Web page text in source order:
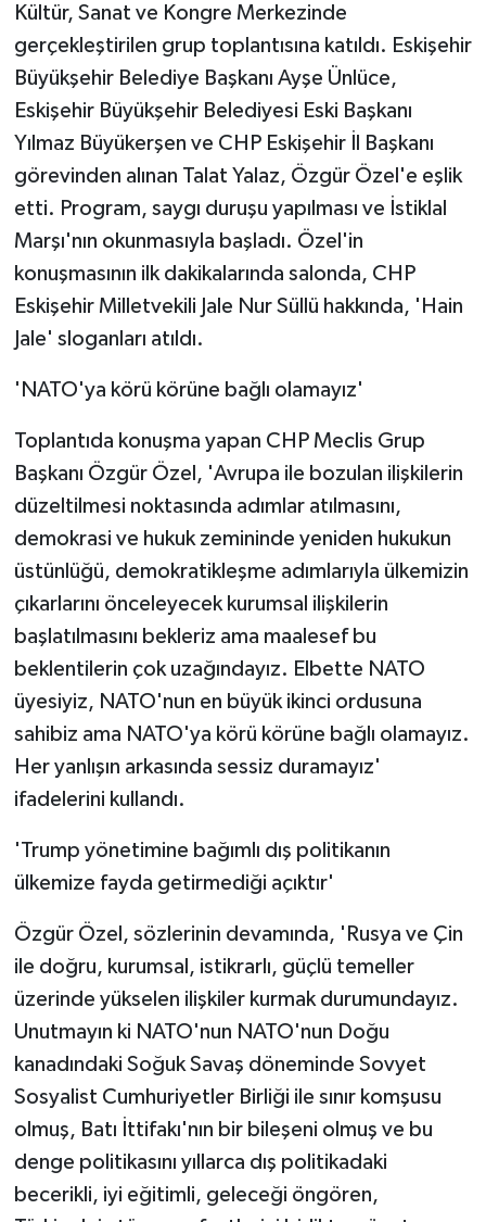
Kültür, Sanat ve Kongre Merkezinde
gerçekleştirilen grup toplantısına katıldı. Eskişehir
Büyükşehir Belediye Başkanı Ayşe Ünlüce,
Eskişehir Büyükşehir Belediyesi Eski Başkanı
Yılmaz Büyükerşen ve CHP Eskişehir İl Başkanı
görevinden alınan Talat Yalaz, Özgür Özel'e eşlik
etti. Program, saygı duruşu yapılması ve İstiklal
Marşı'nın okunmasıyla başladı. Özel'in
konuşmasının ilk dakikalarında salonda, CHP
Eskişehir Milletvekili Jale Nur Süllü hakkında, 'Hain
Jale' sloganları atıldı.
'NATO'ya körü körüne bağlı olamayız'
Toplantıda konuşma yapan CHP Meclis Grup
Başkanı Özgür Özel, 'Avrupa ile bozulan ilişkilerin
düzeltilmesi noktasında adımlar atılmasını,
demokrasi ve hukuk zemininde yeniden hukukun
üstünlüğü, demokratikleşme adımlarıyla ülkemizin
çıkarlarını önceleyecek kurumsal ilişkilerin
başlatılmasını bekleriz ama maalesef bu
beklentilerin çok uzağındayız. Elbette NATO
üyesiyiz, NATO'nun en büyük ikinci ordusuna
sahibiz ama NATO'ya körü körüne bağlı olamayız.
Her yanlışın arkasında sessiz duramayız'
ifadelerini kullandı.
'Trump yönetimine bağımlı dış politikanın
ülkemize fayda getirmediği açıktır'
Özgür Özel, sözlerinin devamında, 'Rusya ve Çin
ile doğru, kurumsal, istikrarlı, güçlü temeller
üzerinde yükselen ilişkiler kurmak durumundayız.
Unutmayın ki NATO'nun NATO'nun Doğu
kanadındaki Soğuk Savaş döneminde Sovyet
Sosyalist Cumhuriyetler Birliği ile sınır komşusu
olmuş, Batı İttifakı'nın bir bileşeni olmuş ve bu
denge politikasını yıllarca dış politikadaki
becerikli, iyi eğitimli, geleceği öngören,